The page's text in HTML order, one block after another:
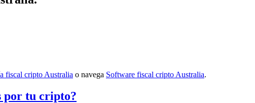
fiscal cripto Australia o navega Software fiscal cripto Australia.
por tu cripto?